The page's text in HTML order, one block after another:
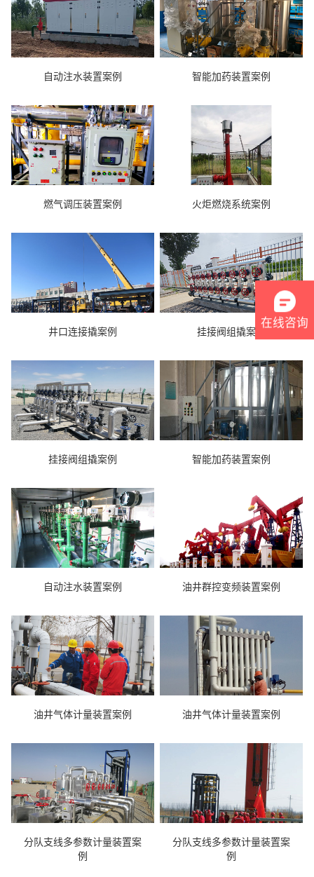
自动注水装置案例 智能加药装置案例
燃气调压装置案例 火炬燃烧系统案例
井口连接撬案例 挂接阀组撬案例
挂接阀组撬案例 智能加药装置案例
自动注水装置案例 油井群控变频装置案例
油井气体计量装置案例 油井气体计量装置案例
分队支线多参数计量装置案
例
分队支线多参数计量装置案
例
在线咨询